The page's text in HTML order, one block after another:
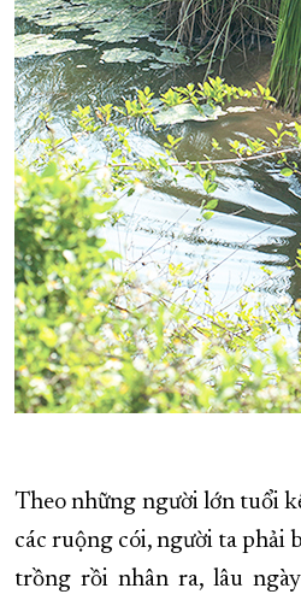
Theo những người lớn tuổi
các ruộng cói, người ta phải
trồng rồi nhân ra, lâu